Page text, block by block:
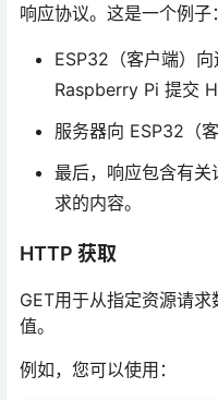
响应协议。这是一个例子：
ESP32（客户端）
Raspberry Pi 提交
服务器向 ESP32（
最后，响应包含有
求的内容。
HTTP 获取
GET用于从指定资源请
值。
例如，您可以使用：